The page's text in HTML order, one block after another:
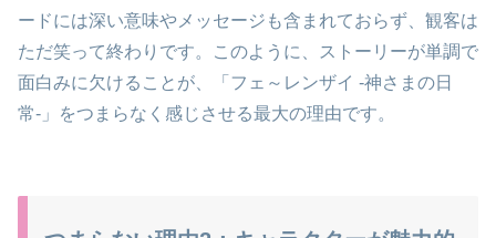
ードには深い意味やメッセージも含まれておらず、観客は
ただ笑って終わりです。このように、ストーリーが単調で
面白みに欠けることが、「フェ～レンザイ -神さまの日
常-」をつまらなく感じさせる最大の理由です。